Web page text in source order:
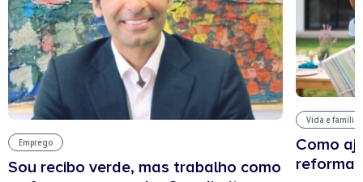
Emprego
Sou recibo verde, mas trabalho como
Vida e família
Como
reforma